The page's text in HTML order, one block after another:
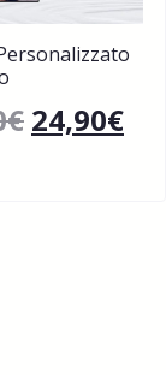
€ 24,90€